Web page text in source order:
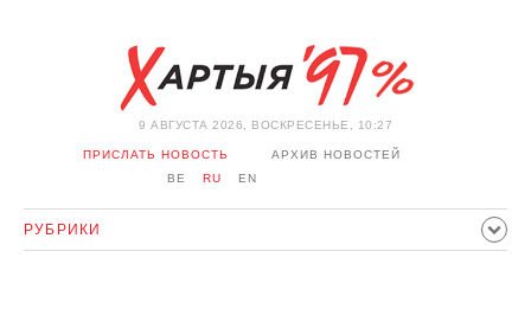
9 АВГУСТА 2026, ВОСКРЕСЕНЬЕ, 10:27
ПРИСЛАТЬ НОВОСТЬ
АРХИВ НОВОСТЕЙ
BE
RU EN
РУБРИКИ